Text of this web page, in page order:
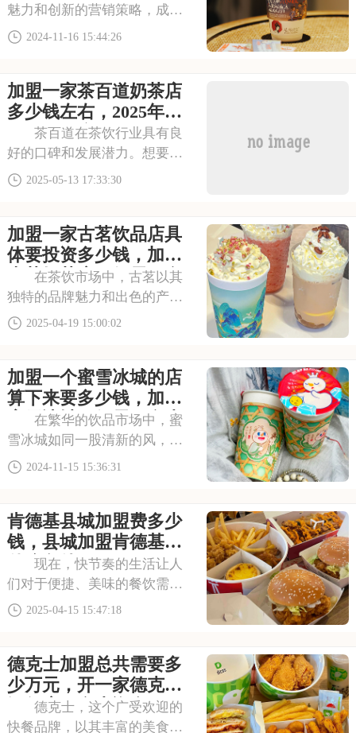
魅力和创新的营销策略，成为
了茶饮加盟的潮流引领者。加
创茶饮行业的新篇章。在这
里，你将获得全面的加盟支持
和政策扶持，助你轻松
2024-11-16 15:44:26
加盟一家茶百道奶茶店
多少钱左右，2025年茶
百道饮品店加盟费用明
细
茶百道在茶饮行业具有良
好的口碑和发展潜力。想要加
盟，需了解其加盟费和条件。
对加盟商的资金实力、运营能
力以及店面选址都有明确要
求，确保品牌长期稳定
2025-05-13 17:33:30
加盟一家古茗饮品店具
体要投资多少钱，加盟
古茗奶茶店一般需要多
少加盟费
在茶饮市场中，古茗以其
独特的品牌魅力和出色的产品
口感，赢得了无数消费者的青
脱颖而出，成为消费者的选
择。本文将为你揭秘加盟一家
古茗饮品店具体要投资
2025-04-19 15:00:02
加盟一个蜜雪冰城的店
算下来要多少钱，加盟
蜜雪冰城一般需要多少
钱
在繁华的饮品市场中，蜜
雪冰城如同一股清新的风，以
其独特的品牌魅力和亲民的价
味着你将踏入一个充满活力的
行业，更将开启一段与品牌共
同成长的创业旅程，
2024-11-15 15:36:31
肯德基县城加盟费多少
钱，县城加盟肯德基要
什么条件
现在，快节奏的生活让人
们对于便捷、美味的餐饮需求
日益增长，肯德基以其标志性
着快餐市场的重要份额。下面
是肯德基县城加盟费多少钱，
县城加盟肯德基要什
2025-04-15 15:47:18
德克士加盟总共需要多
少万元，开一家德克士
汉堡店要多少资金
德克士，这个广受欢迎的
快餐品牌，以其丰富的美食种